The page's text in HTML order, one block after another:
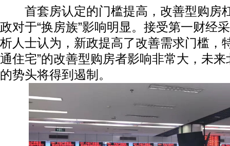
首套房认定的门槛提高，改善型购房
政对于“换房族”影响明显。接受第一财经
析人士认为，新政提高了改善需求门槛，
通住宅”的改善型购房者影响非常大，未
的势头将得到遏制。